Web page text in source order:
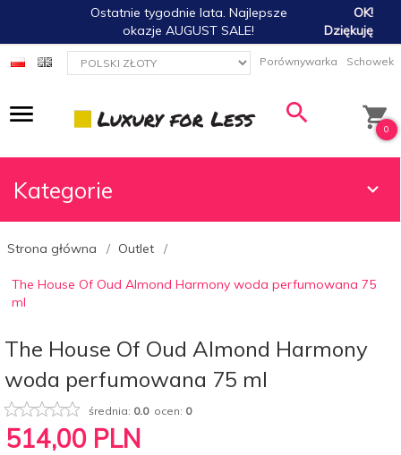
Ostatnie tygodnie lata. Najlepsze
okazje AUGUST SALE!
OK!
Dziękuję
currency_h Porównywarka Schowek
0
Kategorie
Strona główna Outlet
The House Of Oud Almond Harmony woda perfumowana 75
ml
The House Of Oud Almond Harmony
woda perfumowana 75 ml
średnia: 0.0ocen: 0
514,00 PLN